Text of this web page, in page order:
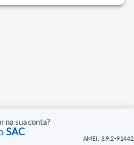
na sua conta?
SAC
AMEI: 3.9.2-91442